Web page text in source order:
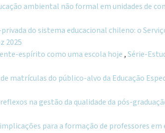
ambiental não formal em unidades de
do sistema educacional chileno: o
2025
espírito como uma escola hoje ,Série-
matrículas do público-alvo da Educação
na gestão da qualidade da pós-
para a formação de professores em